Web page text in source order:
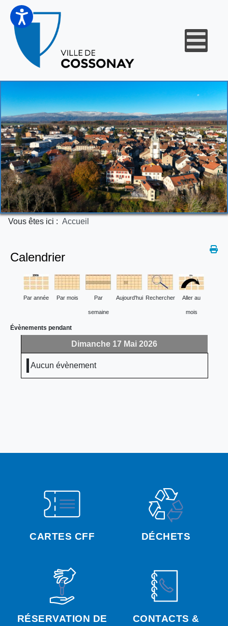
Vous êtes ici : Accueil
CARTES CFF DÉCHETS
RÉSERVATION DE
CONTACTS &
Calendrier
Par année Par mois Par
semaine
Aujourd'hui Rechercher Aller au
mois
Évènements pendant
Dimanche 17 Mai 2026
Aucun évènement